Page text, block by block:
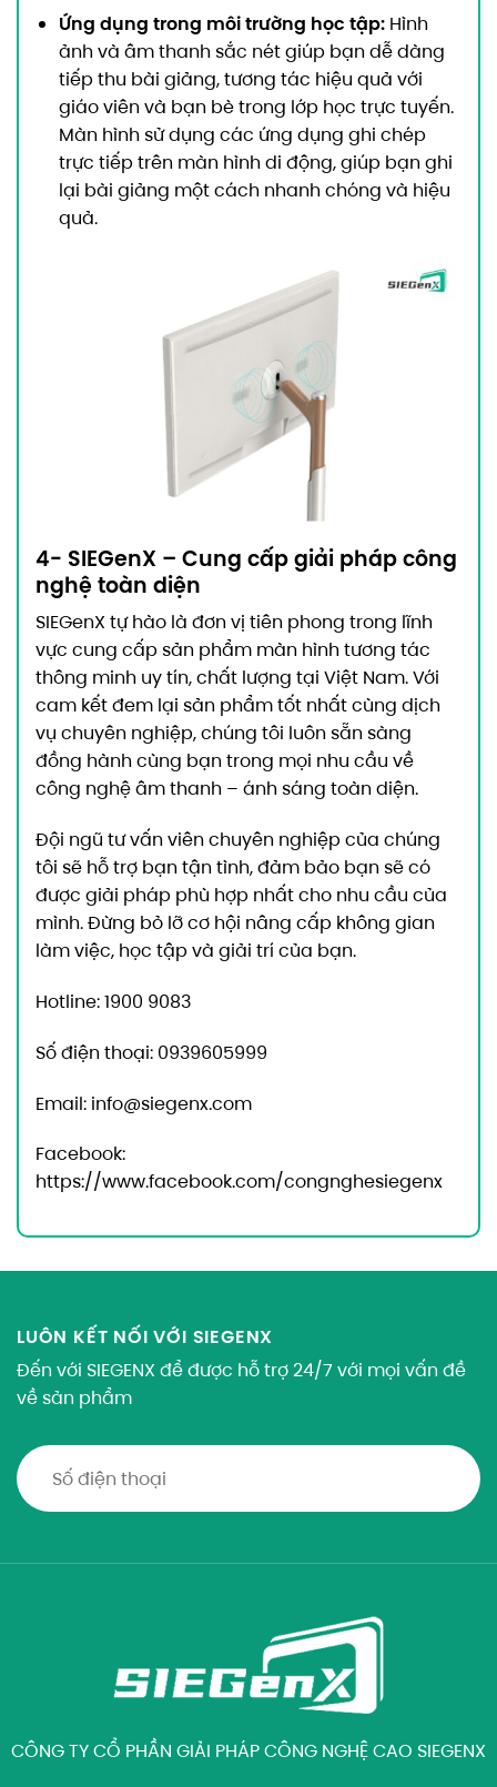
Ứng dụng trong môi trường học tập: Hình
ảnh và âm thanh sắc nét giúp bạn dễ dàng
tiếp thu bài giảng, tương tác hiệu quả với
giáo viên và bạn bè trong lớp học trực tuyến.
Màn hình sử dụng các ứng dụng ghi chép
trực tiếp trên màn hình di động, giúp bạn ghi
lại bài giảng một cách nhanh chóng và hiệu
quả.
4- SIEGenX – Cung cấp giải pháp công
nghệ toàn diện
SIEGenX tự hào là đơn vị tiên phong trong lĩnh
vực cung cấp sản phẩm màn hình tương tác
thông minh uy tín, chất lượng tại Việt Nam. Với
cam kết đem lại sản phẩm tốt nhất cùng dịch
vụ chuyên nghiệp, chúng tôi luôn sẵn sàng
đồng hành cùng bạn trong mọi nhu cầu về
công nghệ âm thanh – ánh sáng toàn diện.
Đội ngũ tư vấn viên chuyên nghiệp của chúng
tôi sẽ hỗ trợ bạn tận tình, đảm bảo bạn sẽ có
được giải pháp phù hợp nhất cho nhu cầu của
mình. Đừng bỏ lỡ cơ hội nâng cấp không gian
làm việc, học tập và giải trí của bạn.
Hotline: 1900 9083
Số điện thoại: 0939605999
Email: info@siegenx.com
Facebook:
https://www.facebook.com/congnghesiegenx
LUÔN KẾT NỐI VỚI SIEGENX
Đến với SIEGENX để được hỗ trợ 24/7 với mọi vấn đề
về sản phẩm
CÔNG TY CỔ PHẦN GIẢI PHÁP CÔNG NGHỆ CAO SIEGENX